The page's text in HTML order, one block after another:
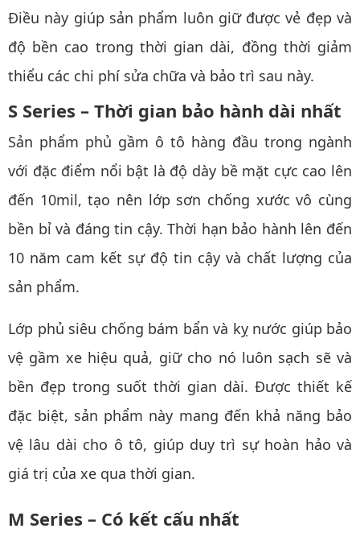
Điều này giúp sản phẩm luôn giữ được vẻ đẹp và
độ bền cao trong thời gian dài, đồng thời giảm
thiểu các chi phí sửa chữa và bảo trì sau này.
S Series – Thời gian bảo hành dài nhất
Sản phẩm phủ gầm ô tô hàng đầu trong ngành
với đặc điểm nổi bật là độ dày bề mặt cực cao lên
đến 10mil, tạo nên lớp sơn chống xước vô cùng
bền bỉ và đáng tin cậy. Thời hạn bảo hành lên đến
10 năm cam kết sự độ tin cậy và chất lượng của
sản phẩm.
Lớp phủ siêu chống bám bẩn và kỵ nước giúp bảo
vệ gầm xe hiệu quả, giữ cho nó luôn sạch sẽ và
bền đẹp trong suốt thời gian dài. Được thiết kế
đặc biệt, sản phẩm này mang đến khả năng bảo
vệ lâu dài cho ô tô, giúp duy trì sự hoàn hảo và
giá trị của xe qua thời gian.
M Series – Có kết cấu nhất